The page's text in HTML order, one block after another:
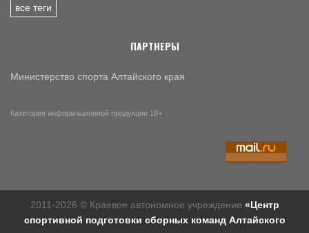
все теги
ПАРТНЕРЫ
Министерство спорта Алтайского края
Категория информационной продукции 18+
2011-2026 © Краевое автономное учреждение «Центр
спортивной подготовки сборных команд Алтайского